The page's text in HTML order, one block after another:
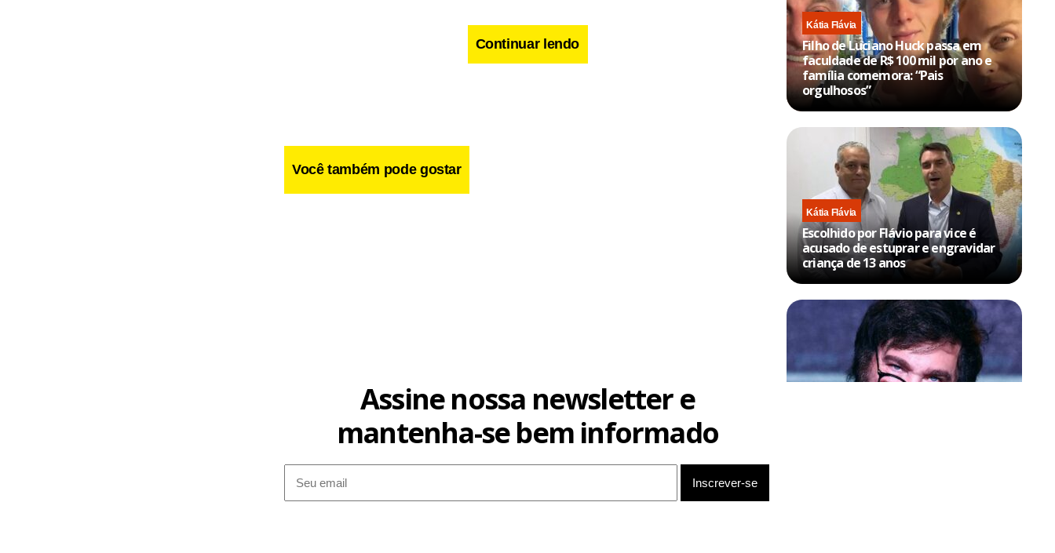
Continuar lendo
Você também pode gostar
Kátia Flávia
Filho de Luciano Huck passa em
faculdade de R$ 100 mil por ano e
família comemora: “Pais
orgulhosos”
Kátia Flávia
Escolhido por Flávio para vice é
acusado de estuprar e engravidar
criança de 13 anos
Assine nossa newsletter e
mantenha-se bem informado